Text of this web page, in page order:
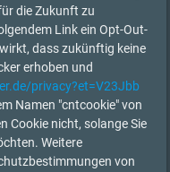
die Zukunft zu
Link ein Opt-Out-
dass zukünftig keine
erhoben und
privacy?et=V23Jbb
Namen "cntcookie" von
Cookie nicht, solange Sie
Weitere
von